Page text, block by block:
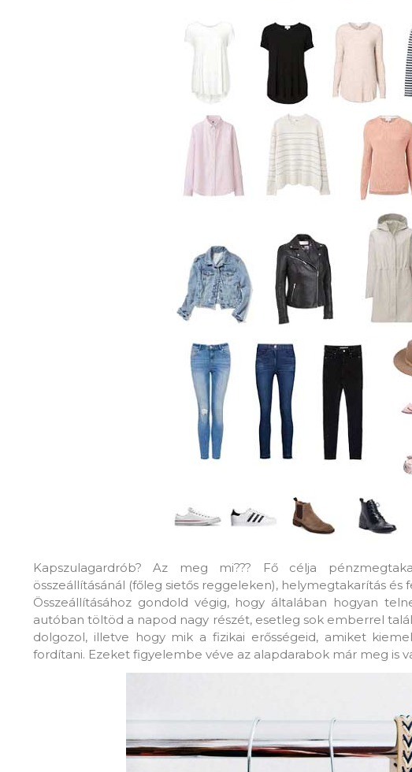
Kapszulagardrób? Az meg mi??? Fő célja
összeállításánál (főleg sietős reggeleken), helymegtakarítás
Összeállításához gondold végig, hogy általában hogyan
autóban töltöd a napod nagy részét, esetleg sok emberrel
dolgozol, illetve hogy mik a fizikai erősségeid, amiket
fordítani. Ezeket figyelembe véve az alapdarabok már meg is